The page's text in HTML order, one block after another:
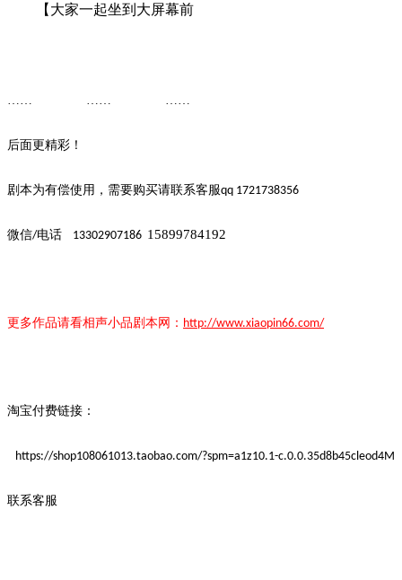
【大家一起坐到大屏幕前
后面更精彩！
剧本为有偿使用，需要购买请联系客服qq 1721738356
微信/电话 13302907186 15899784192
更多作品请看相声小品剧本网： http://www.xiaopin66.com/
淘宝付费链接：
https://shop108061013.taobao.com/?spm=a1z10.1-c.0.0.35d8b45cleod4M
联系客服